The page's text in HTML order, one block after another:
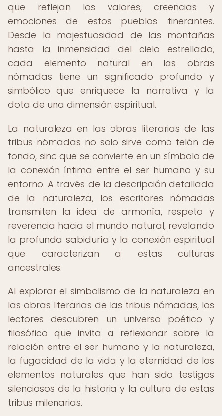
que reflejan los valores, creencias y
emociones de estos pueblos itinerantes.
Desde la majestuosidad de las montañas
hasta la inmensidad del cielo estrellado,
cada elemento natural en las obras
nómadas tiene un significado profundo y
simbólico que enriquece la narrativa y la
dota de una dimensión espiritual.
La naturaleza en las obras literarias de las
tribus nómadas no solo sirve como telón de
fondo, sino que se convierte en un símbolo de
la conexión íntima entre el ser humano y su
entorno. A través de la descripción detallada
de la naturaleza, los escritores nómadas
transmiten la idea de armonía, respeto y
reverencia hacia el mundo natural, revelando
la profunda sabiduría y la conexión espiritual
que caracterizan a estas culturas
ancestrales.
Al explorar el simbolismo de la naturaleza en
las obras literarias de las tribus nómadas, los
lectores descubren un universo poético y
filosófico que invita a reflexionar sobre la
relación entre el ser humano y la naturaleza,
la fugacidad de la vida y la eternidad de los
elementos naturales que han sido testigos
silenciosos de la historia y la cultura de estas
tribus milenarias.